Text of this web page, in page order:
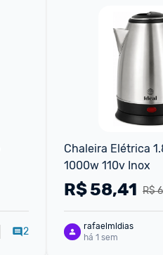
2
Chaleira Elétrica
1000w 110v Inox
R$
R$58,41
rafaelmldias
há 1 sem